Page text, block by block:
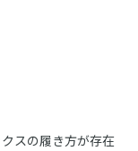
スの履き方が存在